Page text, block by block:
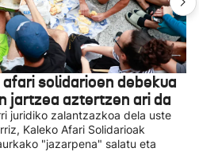
solidarioen debekua
jartzea aztertzen ari da
juridiko zalantzazkoa dela uste
Kaleko Afari Solidarioak
"jazarpena" salatu eta